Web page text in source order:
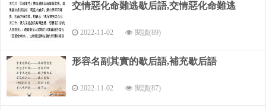
孔明給周瑜看病---自有妙方
關于諸葛亮的歇后語
諸葛亮草船借箭——有借無還
交情惡化命難逃歇后語,交情惡化命難逃
2022-11-02 閱讀(89)
形容名副其實的歇后語,補充歇后語
2022-11-02 閱讀(87)